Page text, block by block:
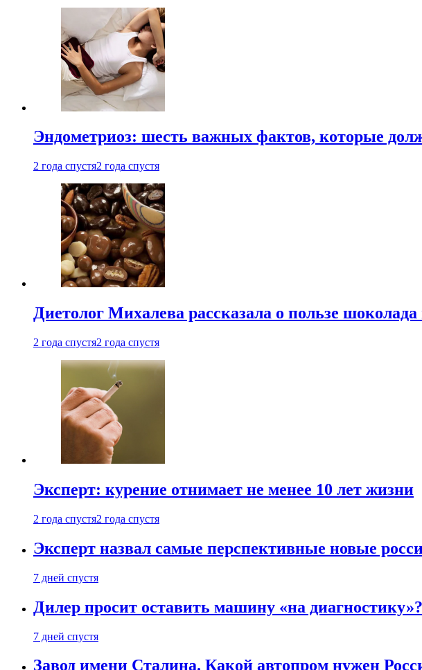
Эндометриоз: шесть важных фактов, которые
2 года спустя2 года спустя
Диетолог Михалева рассказала о пользе шоколада
2 года спустя2 года спустя
Эксперт: курение отнимает не менее 10 лет жизни
2 года спустя2 года спустя
Эксперт назвал самые перспективные новые
7 дней спустя
Дилер просит оставить машину «на
7 дней спустя
Завод имени Сталина. Какой автопром нужен